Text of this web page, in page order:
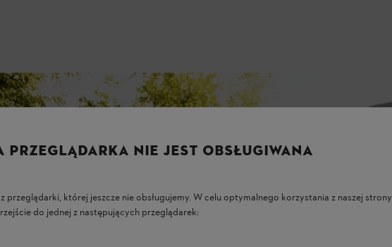
PRZEGLĄDARKA NIE JEST OBSŁUGIWANA
przeglądarki, której jeszcze nie obsługujemy. W celu optymalnego korzystania z naszej strony
do jednej z następujących przeglądarek: